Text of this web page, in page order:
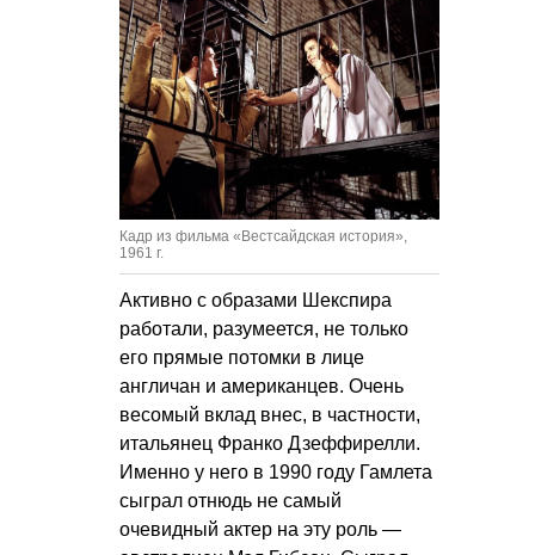
Кадр из фильма «Вестсайдская история»,
1961 г.
Активно с образами Шекспира
работали, разумеется, не только
его прямые потомки в лице
англичан и американцев. Очень
весомый вклад внес, в частности,
итальянец Франко Дзеффирелли.
Именно у него в 1990 году Гамлета
сыграл отнюдь не самый
очевидный актер на эту роль —